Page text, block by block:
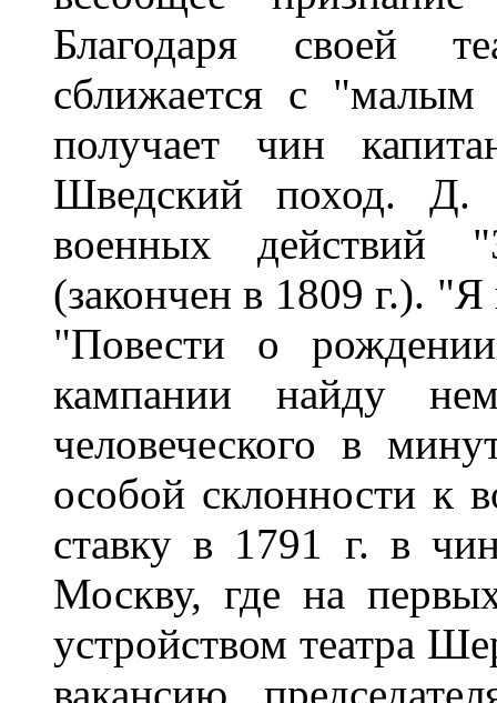
Благодаря своей
сближается с
получает чин
Шведский поход. Д.
военных действий
(закончен в 1809 г.).
"Повести о
кампании найду
человеческого в
особой склонности к
ставку в 1791 г. в
Москву, где на
устройством театра